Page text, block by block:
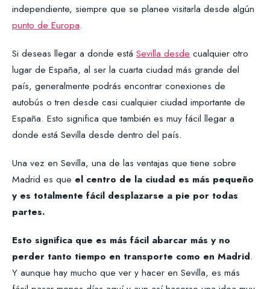
independiente, siempre que se planee visitarla desde algún
punto de Europa.
Si deseas llegar a donde está Sevilla desde cualquier otro
lugar de España, al ser la cuarta ciudad más grande del
país, generalmente podrás encontrar conexiones de
autobús o tren desde casi cualquier ciudad importante de
España. Esto significa que también es muy fácil llegar a
donde está Sevilla desde dentro del país.
Una vez en Sevilla, una de las ventajas que tiene sobre
Madrid es que el centro de la ciudad es más pequeño
y es totalmente fácil desplazarse a pie por todas
partes.
Esto significa que es más fácil abarcar más y no
perder tanto tiempo en transporte como en Madrid.
Y aunque hay mucho que ver y hacer en Sevilla, es más